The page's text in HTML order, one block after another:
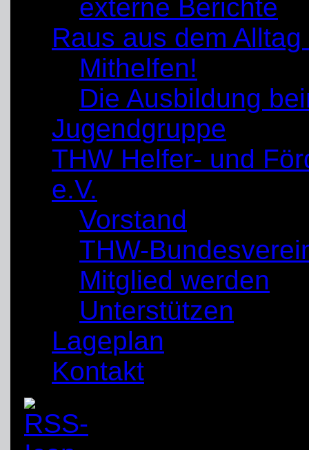
externe Berichte
Raus aus dem
Mithelfen!
Die Ausbildung
Jugendgruppe
THW Helfer- und
e.V.
Vorstand
THW-
Mitglied werden
Unterstützen
Lageplan
Kontakt